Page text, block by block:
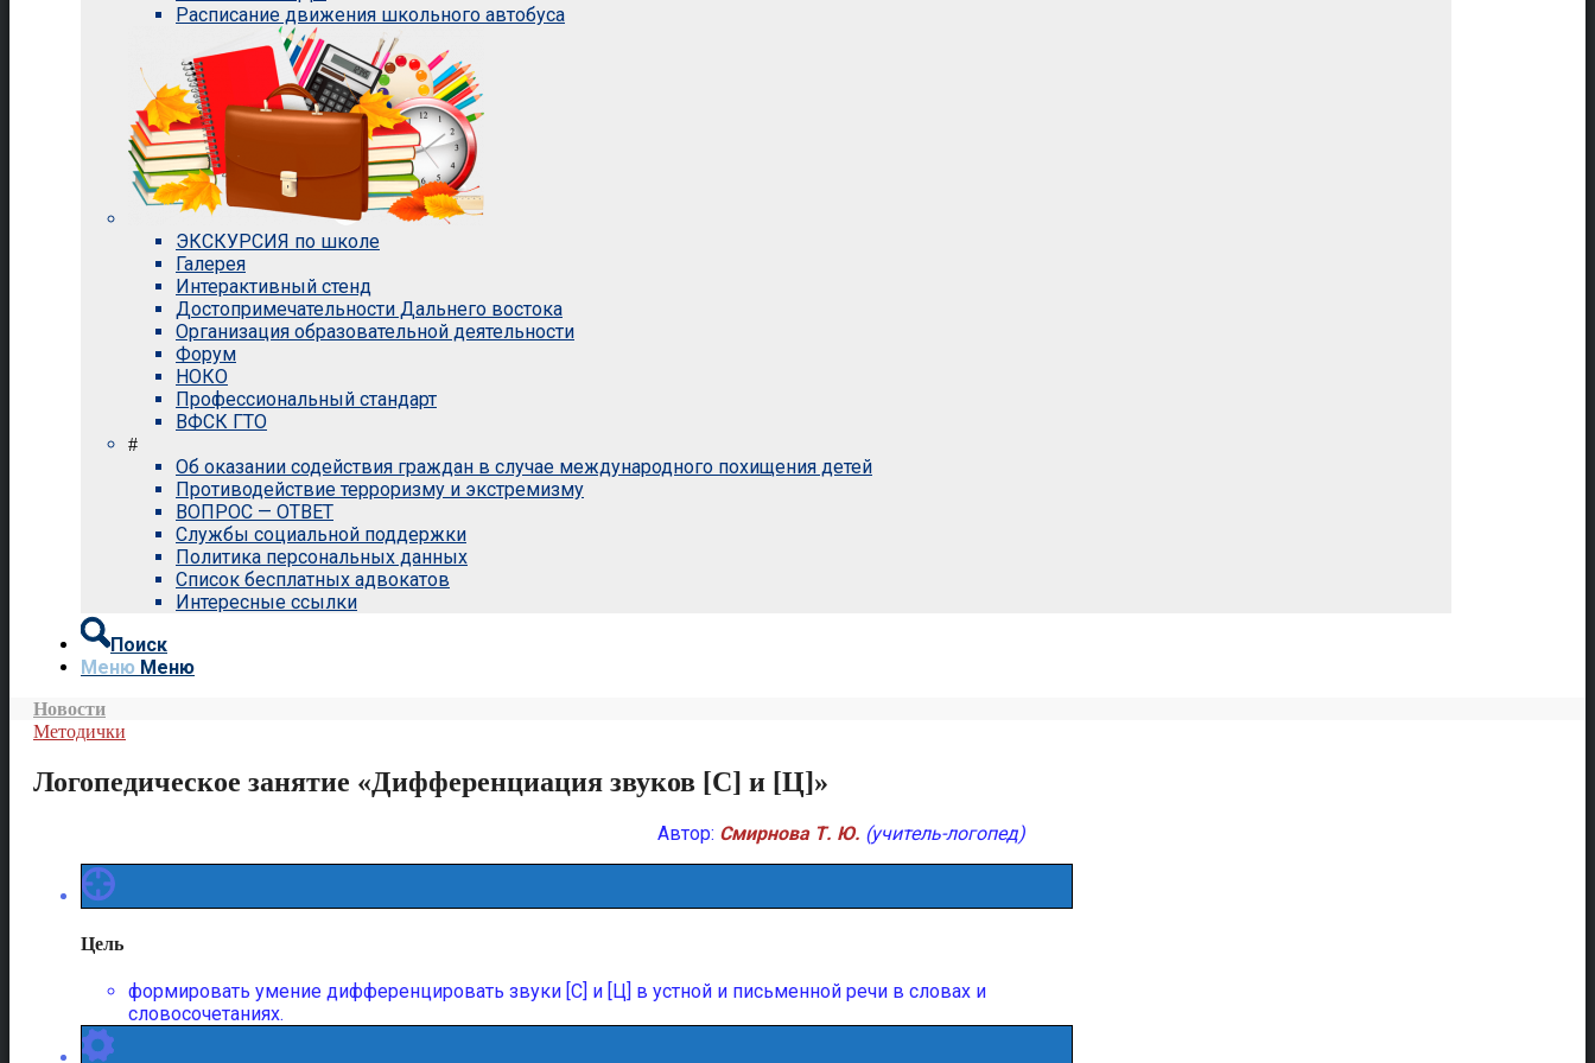
Расписание движения школьного автобуса
ЭКСКУРСИЯ по школе
Галерея
Интерактивный стенд
Достопримечательности Дальнего востока
Организация образовательной деятельности
Форум
НОКО
Профессиональный стандарт
ВФСК ГТО
#
Об оказании содействия граждан в случае международного похищения детей
Противодействие терроризму и экстремизму
ВОПРОС — ОТВЕТ
Службы социальной поддержки
Политика персональных данных
Список бесплатных адвокатов
Интересные ссылки
Поиск
Меню Меню
Новости
Методички
Логопедическое занятие «Дифференциация звуков [С] и [Ц]»
Автор: Смирнова Т. Ю. (учитель-логопед)
Цель
формировать умение дифференцировать звуки [С] и [Ц] в устной и письменной речи в словах и
словосочетаниях.